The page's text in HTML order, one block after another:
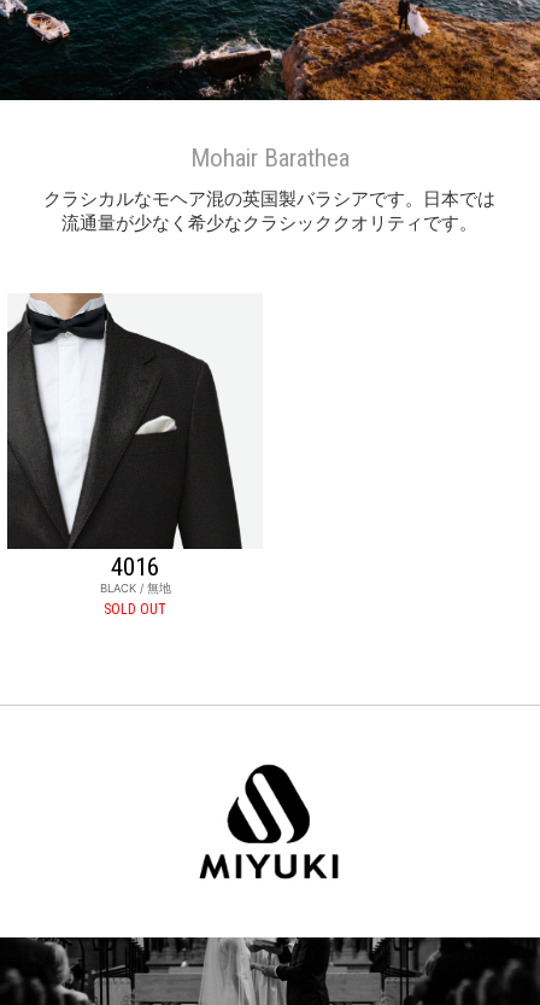
Mohair Barathea
クラシカルなモヘア混の英国製バラシアです。日本では
流通量が少なく希少なクラシッククオリティです。
4016
BLACK / 無地
SOLD OUT